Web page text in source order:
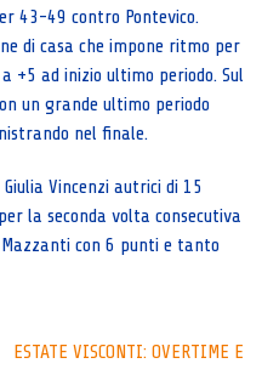
43-49 contro Pontevico.
di casa che impone ritmo per
ad inizio ultimo periodo. Sul
un grande ultimo periodo
nel finale.
Vincenzi autrici di 15
la seconda volta consecutiva
Mazzanti con 6 punti e tanto
ESTATE VISCONTI: OVERTIME E